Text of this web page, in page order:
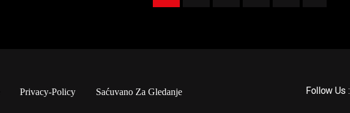
Privacy-Policy Saćuvano Za Gledanje Follow Us :